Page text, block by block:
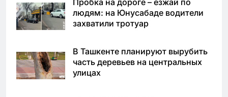
Пробка на дороге – езжай по
людям: на Юнусабаде водители
захватили тротуар
В Ташкенте планируют вырубить
часть деревьев на центральных
улицах